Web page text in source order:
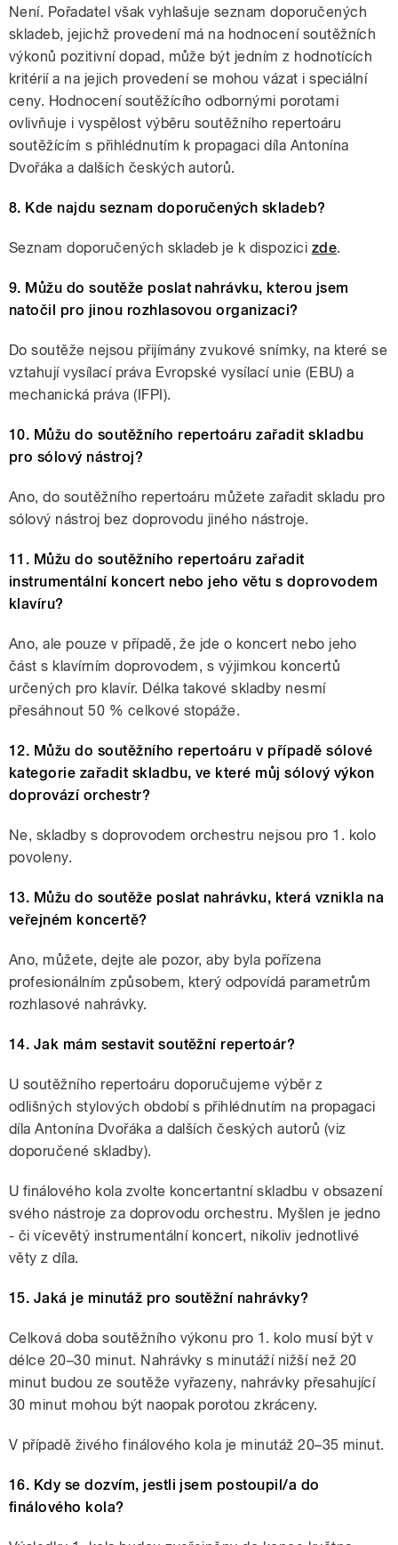
Není. Pořadatel však vyhlašuje seznam doporučených
skladeb, jejichž provedení má na hodnocení soutěžních
výkonů pozitivní dopad, může být jedním z hodnotících
kritérií a na jejich provedení se mohou vázat i speciální
ceny. Hodnocení soutěžícího odbornými porotami
ovlivňuje i vyspělost výběru soutěžního repertoáru
soutěžícím s přihlédnutím k propagaci díla Antonína
Dvořáka a dalších českých autorů.
8. Kde najdu seznam doporučených skladeb?
Seznam doporučených skladeb je k dispozici zde.
9. Můžu do soutěže poslat nahrávku, kterou jsem
natočil pro jinou rozhlasovou organizaci?
Do soutěže nejsou přijímány zvukové snímky, na které se
vztahují vysílací práva Evropské vysílací unie (EBU) a
mechanická práva (IFPI).
10. Můžu do soutěžního repertoáru zařadit skladbu
pro sólový nástroj?
Ano, do soutěžního repertoáru můžete zařadit skladu pro
sólový nástroj bez doprovodu jiného nástroje.
11. Můžu do soutěžního repertoáru zařadit
instrumentální koncert nebo jeho větu s doprovodem
klavíru?
Ano, ale pouze v případě, že jde o koncert nebo jeho
část s klavírním doprovodem, s výjimkou koncertů
určených pro klavír. Délka takové skladby nesmí
přesáhnout 50 % celkové stopáže.
12. Můžu do soutěžního repertoáru v případě sólové
kategorie zařadit skladbu, ve které můj sólový výkon
doprovází orchestr?
Ne, skladby s doprovodem orchestru nejsou pro 1. kolo
povoleny.
13. Můžu do soutěže poslat nahrávku, která vznikla na
veřejném koncertě?
Ano, můžete, dejte ale pozor, aby byla pořízena
profesionálním způsobem, který odpovídá parametrům
rozhlasové nahrávky.
14. Jak mám sestavit soutěžní repertoár?
U soutěžního repertoáru doporučujeme výběr z
odlišných stylových období s přihlédnutím na propagaci
díla Antonína Dvořáka a dalších českých autorů (viz
doporučené skladby).
U finálového kola zvolte koncertantní skladbu v obsazení
svého nástroje za doprovodu orchestru. Myšlen je jedno
- či vícevětý instrumentální koncert, nikoliv jednotlivé
věty z díla.
15. Jaká je minutáž pro soutěžní nahrávky?
Celková doba soutěžního výkonu pro 1. kolo musí být v
délce 20–30 minut. Nahrávky s minutáží nižší než 20
minut budou ze soutěže vyřazeny, nahrávky přesahující
30 minut mohou být naopak porotou zkráceny.
V případě živého finálového kola je minutáž 20–35 minut.
16. Kdy se dozvím, jestli jsem postoupil/a do
finálového kola?